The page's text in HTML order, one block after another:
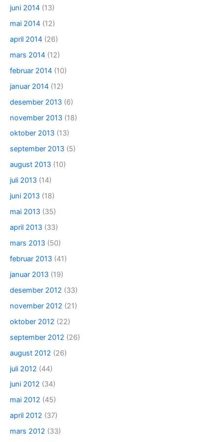
juni 2014 (13)
mai 2014 (12)
april 2014 (26)
mars 2014 (12)
februar 2014 (10)
januar 2014 (12)
desember 2013 (6)
november 2013 (18)
oktober 2013 (13)
september 2013 (5)
august 2013 (10)
juli 2013 (14)
juni 2013 (18)
mai 2013 (35)
april 2013 (33)
mars 2013 (50)
februar 2013 (41)
januar 2013 (19)
desember 2012 (33)
november 2012 (21)
oktober 2012 (22)
september 2012 (26)
august 2012 (26)
juli 2012 (44)
juni 2012 (34)
mai 2012 (45)
april 2012 (37)
mars 2012 (33)